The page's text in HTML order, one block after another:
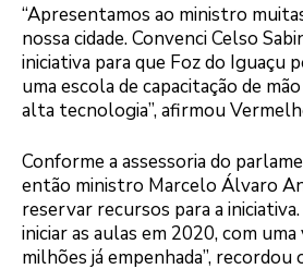
“Apresentamos ao ministro
nossa cidade. Convenci Celso
iniciativa para que Foz do Iguaçu
uma escola de capacitação de
alta tecnologia”, afirmou
Conforme a assessoria do
então ministro Marcelo Álvaro
reservar recursos para a
iniciar as aulas em 2020, com uma
milhões já empenhada”, recordou